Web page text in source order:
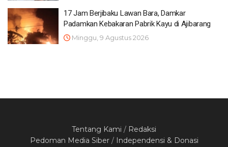
17 Jam Berjibaku Lawan Bara, Damkar
Padamkan Kebakaran Pabrik Kayu di Ajibarang
Minggu, 9 Agustus 2026
Tentang Kami / Redaksi
Pedoman Media Siber/ Independensi & Donasi